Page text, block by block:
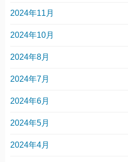
2024年11月
2024年10月
2024年8月
2024年7月
2024年6月
2024年5月
2024年4月